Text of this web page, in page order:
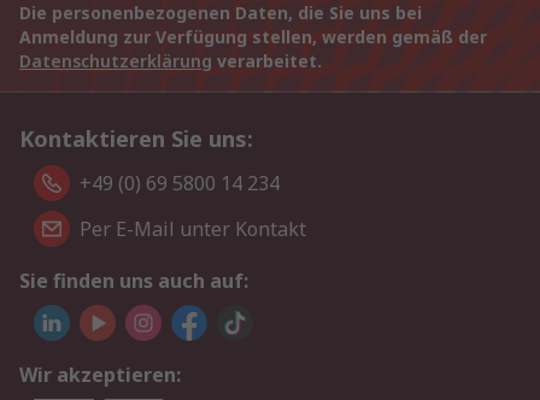
Die personenbezogenen Daten, die Sie uns bei
Anmeldung zur Verfügung stellen, werden gemäß der
Datenschutzerklärung verarbeitet.
Kontaktieren Sie uns:
+49 (0) 69 5800 14 234
Per E-Mail unter Kontakt
Sie finden uns auch auf:
Wir akzeptieren: